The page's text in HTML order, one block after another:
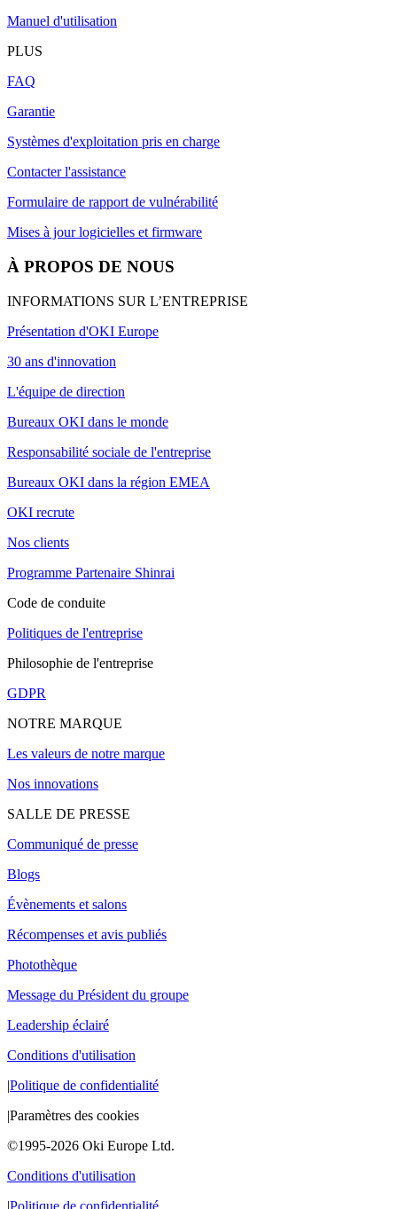
Manuel d'utilisation
PLUS
FAQ
Garantie
Systèmes d'exploitation pris en charge
Contacter l'assistance
Formulaire de rapport de vulnérabilité
Mises à jour logicielles et firmware
À PROPOS DE NOUS
INFORMATIONS SUR L’ENTREPRISE
Présentation d'OKI Europe
30 ans d'innovation
L'équipe de direction
Bureaux OKI dans le monde
Responsabilité sociale de l'entreprise
Bureaux OKI dans la région EMEA
OKI recrute
Nos clients
Programme Partenaire Shinrai
Code de conduite
Politiques de l'entreprise
Philosophie de l'entreprise
GDPR
NOTRE MARQUE
Les valeurs de notre marque
Nos innovations
SALLE DE PRESSE
Communiqué de presse
Blogs
Évènements et salons
Récompenses et avis publiés
Photothèque
Message du Président du groupe
Leadership éclairé
Conditions d'utilisation
|Politique de confidentialité
|Paramètres des cookies
©1995-2026 Oki Europe Ltd.
Conditions d'utilisation
|Politique de confidentialité